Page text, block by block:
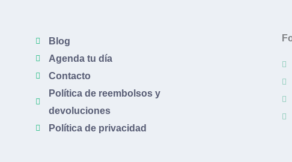
Blog
Agenda tu día
Contacto
Política de reembolsos y
devoluciones
Política de privacidad